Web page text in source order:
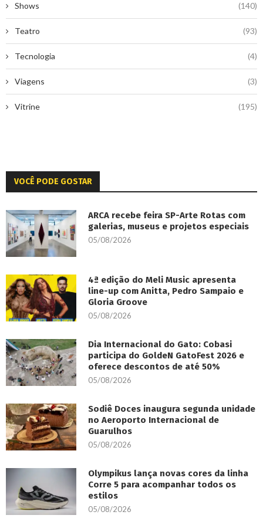
Shows (140)
Teatro (93)
Tecnologia (4)
Viagens (3)
Vitrine (195)
VOCÊ PODE GOSTAR
ARCA recebe feira SP-Arte Rotas com
galerias, museus e projetos especiais
05/08/2026
4ª edição do Meli Music apresenta
line-up com Anitta, Pedro Sampaio e
Gloria Groove
05/08/2026
Dia Internacional do Gato: Cobasi
participa do GoldeN GatoFest 2026 e
oferece descontos de até 50%
05/08/2026
Sodiê Doces inaugura segunda unidade
no Aeroporto Internacional de
Guarulhos
05/08/2026
Olympikus lança novas cores da linha
Corre 5 para acompanhar todos os
estilos
05/08/2026